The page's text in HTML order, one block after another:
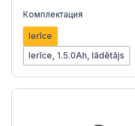
Комплектация
Ierīce
Ierīce, 1.5.0Ah, lādētājs